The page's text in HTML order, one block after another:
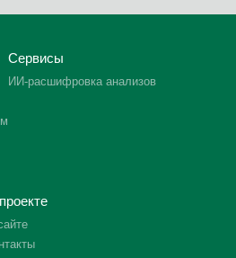
Сервисы
ИИ-расшифровка анализов